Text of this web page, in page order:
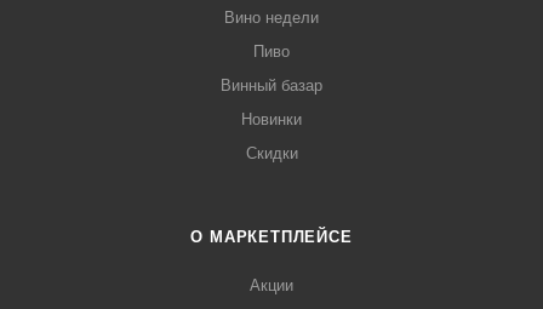
Вино недели
Пиво
Винный базар
Новинки
Скидки
О МАРКЕТПЛЕЙСЕ
Акции